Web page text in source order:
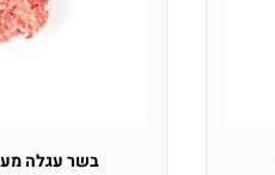
בשר עגלה